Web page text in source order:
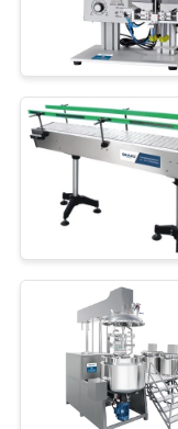
NOTICIAS
CASOS
PIDA
UNA
CITA
MAPA
SITIO